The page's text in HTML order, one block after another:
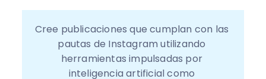
Cree publicaciones que cumplan con las
pautas de Instagram utilizando
herramientas impulsadas por